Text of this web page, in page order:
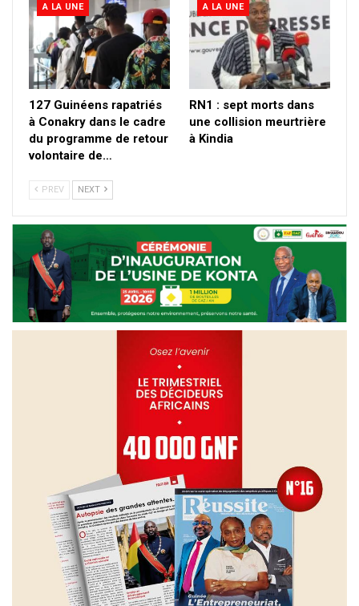
A LA UNE
127 Guinéens rapatriés
à Conakry dans le cadre
du programme de retour
volontaire de…
A LA UNE
RN1 : sept morts dans
une collision meurtrière
à Kindia
PREV NEXT